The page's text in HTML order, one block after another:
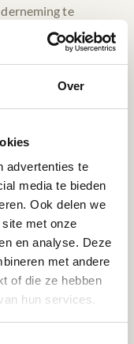
Over
advertenties te
media te bieden
Ook delen we
met onze
en analyse. Deze
met andere
of die ze hebben
hun services.
te
zijn op
uw
getraind om
grondig door te
bedrijfskundige
de
geldstromen en
de financiële
geven aan op